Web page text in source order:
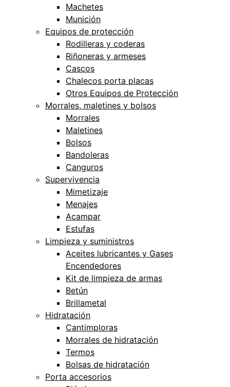
Machetes
Munición
Equipos de protección
Rodilleras y coderas
Riñoneras y armeses
Cascos
Chalecos porta placas
Otros Equipos de Protección
Morrales, maletines y bolsos
Morrales
Maletines
Bolsos
Bandoleras
Canguros
Supervivencia
Mimetizaje
Menajes
Acampar
Estufas
Limpieza y suministros
Aceites lubricantes y Gases
Encendedores
Kit de limpieza de armas
Betún
Brillametal
Hidratación
Cantimploras
Morrales de hidratación
Termos
Bolsas de hidratación
Porta accesorios